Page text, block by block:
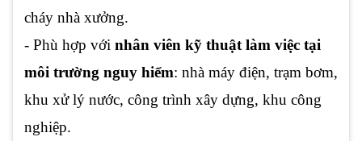
cháy nhà xưởng.
- Phù hợp với nhân viên kỹ thuật làm việc tại
môi trường nguy hiểm: nhà máy điện, trạm bơm,
khu xử lý nước, công trình xây dựng, khu công
nghiệp.